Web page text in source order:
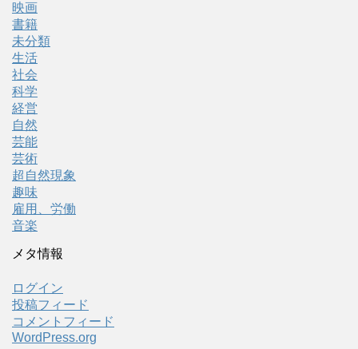
映画
書籍
未分類
生活
社会
科学
経営
自然
芸能
芸術
超自然現象
趣味
雇用、労働
音楽
メタ情報
ログイン
投稿フィード
コメントフィード
WordPress.org